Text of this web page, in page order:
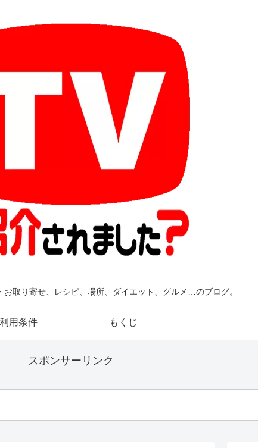
お取り寄せ、レシピ、場所、ダイエット、グルメ…のブログ。
利用条件 もくじ
スポンサーリンク